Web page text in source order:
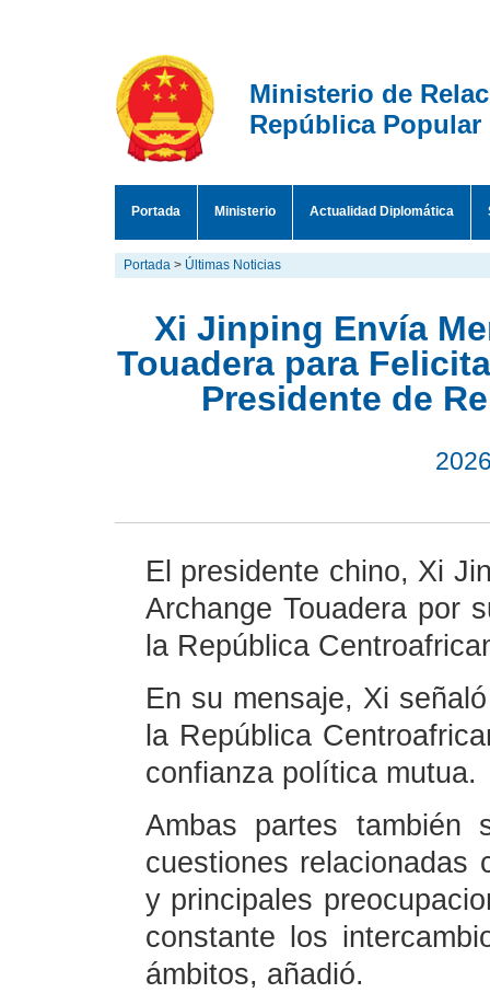
Ministerio de
República Popular
Portada Ministerio Actualidad Diplomática
Portada > Últimas Noticias
Xi Jinping Envía
Touadera para
Presidente de
El presidente chino, Xi
Archange Touadera por
la República
En su mensaje, Xi
la República
confianza política mutua.
Ambas partes también
cuestiones relacionadas
y principales
constante los
ámbitos, añadió.